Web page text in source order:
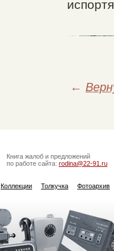
←
Книга жалоб и предложений
по работе сайта: rodina@22-91.ru
Коллекции Толкучка Фотоархив